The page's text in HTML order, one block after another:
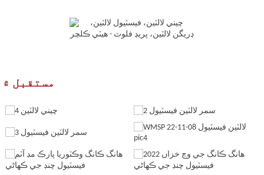
مستقبل ۾